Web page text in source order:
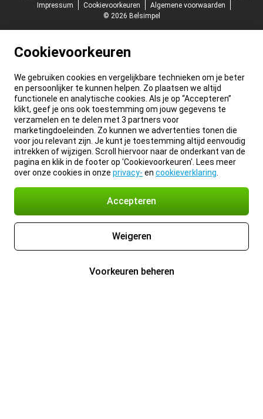
Impressum
Cookievoorkeuren
Algemene voorwaarden
© 2026 Belsimpel
Cookievoorkeuren
We gebruiken cookies en vergelijkbare technieken om je beter
en persoonlijker te kunnen helpen. Zo plaatsen we altijd
functionele en analytische cookies. Als je op “Accepteren”
klikt, geef je ons ook toestemming om jouw gegevens te
verzamelen en te delen met 3 partners voor
marketingdoeleinden. Zo kunnen we advertenties tonen die
voor jou relevant zijn. Je kunt je toestemming altijd eenvoudig
intrekken of wijzigen. Scroll hiervoor naar de onderkant van de
pagina en klik in de footer op 'Cookievoorkeuren'. Lees meer
over onze cookies in onze privacy- en cookieverklaring
Accepteren
Weigeren
Voorkeuren beheren